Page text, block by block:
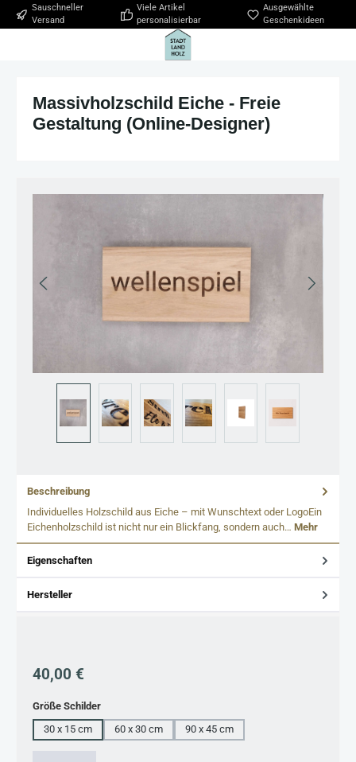
Zum Hauptinhalt springen
Sauschneller
Versand
Viele Artikel
personalisierbar
Ausgewählte
Geschenkideen
Massivholzschild Eiche - Freie
Gestaltung (Online-Designer)
Beschreibung
Individuelles Holzschild aus Eiche – mit Wunschtext oder LogoEin
Eichenholzschild ist nicht nur ein Blickfang, sondern auch… Mehr
Eigenschaften
Hersteller
Regulärer Preis:
40,00 €
Größe Schilderauswählen
30 x 15 cm
60 x 30 cm 90 x 45 cm